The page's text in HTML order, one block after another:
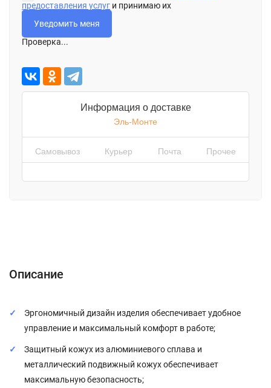
предоставления услуг и принимаю их
Проверка...
Информация о доставке
Эль-Монте
Самовывоз Курьер Почта Прочее
Описание
Эргономичный дизайн изделия обеспечивает удобное
управление и максимальный комфорт в работе;
Защитный кожух из алюминиевого сплава и
металлический подвижный кожух обеспечивает
максимальную безопасность;